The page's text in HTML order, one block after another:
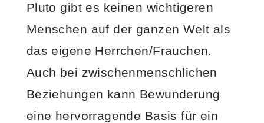
Pluto gibt es keinen wichtigeren
Menschen auf der ganzen Welt als
das eigene Herrchen/Frauchen.
Auch bei zwischenmenschlichen
Beziehungen kann Bewunderung
eine hervorragende Basis für ein